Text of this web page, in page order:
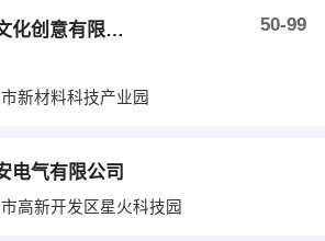
山东吉优文化创意有限公司工会委员会 50-99
新材料科技产业园
电气有限公司
高新开发区星火科技园